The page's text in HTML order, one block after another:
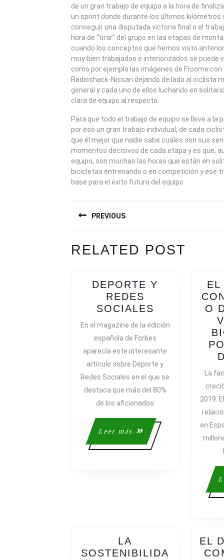
de un gran trabajo de equipo a la hora de
un sprint donde durante los últimos kilómetros
conseguir una disputada victoria final o el
hora de “tirar” del grupo en las etapas de
cuando los conceptos que hemos visto
muy bien trabajados e interiorizados se puede
como por ejemplo las imágenes de Froome con
Radioshack-Nissan dejando de lado al ciclista
general y cada uno de ellos luchando en
clara de equipo al respecto.
Para que todo el trabajo de equipo se lleve a la
por eso un gran trabajo individual, de cada
que él mejor que nadie sabe cuáles son sus
momentos decisivos de cada etapa y es que,
equipo, son muchas las horas que están en
bicicletas entrenando o en competición y ese
base para el éxito futuro del equipo.
DE
ENTRADAS
PREVIOUS
post:
RELATED POST
DEPORTE Y
REDES
SOCIALES DEPORTE
Y
SOCIALES
En el magazine de la edición
española de Forbes
aparecía este interesante
artículo sobre Deporte y
Redes Sociales en el que se
destaca que más del 80%
de los aficionados
Leer más
Leer
más
EL
O
La
2019.
en
LA
SOSTENIBILIDA
EL